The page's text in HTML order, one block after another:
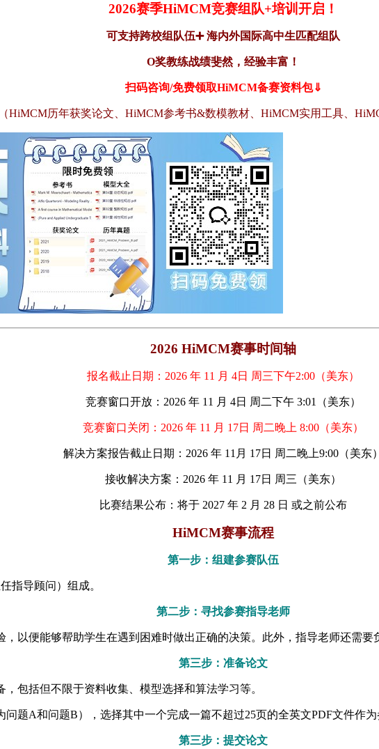
2026赛季HiMCM竞赛组队+培训开启！
可支持跨校组队伍➕ 海内外国际高中生匹配组队
O奖教练战绩斐然，经验丰富！
扫码咨询/免费领取HiMCM备赛资料包⇓
（HiMCM历年获奖论文、HiMCM参考书&数模教材、HiMCM实用工具、
2026 HiMCM赛事时间轴
报名截止日期：2026 年 11 月 4日 周三下午2:00（美东）
竞赛窗口开放：2026 年 11 月 4日 周二下午 3:01（美东）
竞赛窗口关闭：2026 年 11 月 17日 周二晚上 8:00（美东）
解决方案报告截止日期：2026 年 11月 17日 周二晚上9:00（美东）
接收解决方案：2026 年 11 月 17日 周三（美东）
比赛结果公布：将于 2027 年 2 月 28 日 或之前公布
HiMCM赛事流程
第一步：组建参赛队伍
指导顾问）组成。
第二步：寻找参赛指导老师
以便能够帮助学生在遇到困难时做出正确的决策。此外，指导老师还需要
第三步：准备论文
包括但不限于资料收集、模型选择和算法学习等。
题A和问题B），选择其中一个完成一篇不超过25页的全英文PDF文件作为
第三步：提交论文